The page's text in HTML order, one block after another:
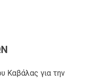
Καβάλας για την